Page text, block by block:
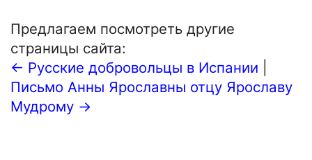
Предлагаем посмотреть другие
страницы сайта:
← Русские добровольцы в Испании
Письмо Анны Ярославны отцу Ярославу
Мудрому →